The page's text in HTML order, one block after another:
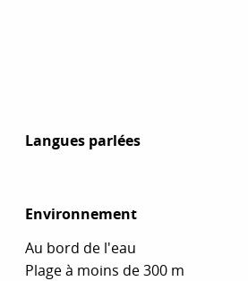
Langues parlées
Langues parlées
Environnement
Environnement
Au bord de l'eau
Plage à moins de 300 m